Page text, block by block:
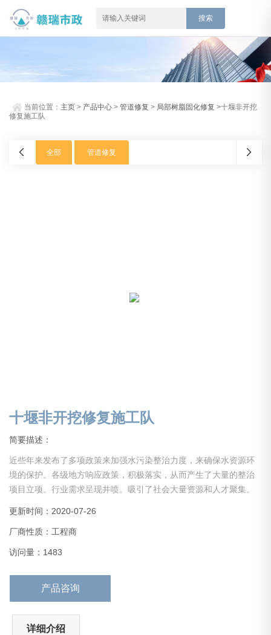
当前位置： 主页 > 产品中心 >管道修复 > 局部树脂固化修复 >十堰非开挖
修复施工队
全部 管道修复
十堰非开挖修复施工队
简要描述：
近些年来发布了多项政策来加强水污染整治力度，来确保水资源环
境的保护。各级地方响应政策，积极落实，从而产生了大量的整治
项目立项。行业需求呈现井喷。吸引了社会大量资源和人才聚集。
故层出，施工质量难以得到保证。还有些企业，没经验，没资质，
甚至缺少项目所需启动资金就仓促上马，以上综合原因导致行业乱
象林立。
更新时间：2020-07-26
厂商性质：工程商
访问量：1483
产品咨询
详细介绍